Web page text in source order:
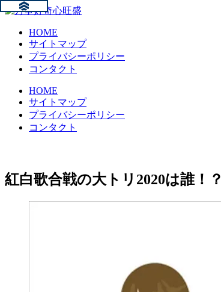
HOME
サイトマップ
プライバシーポリシー
コンタクト
HOME
サイトマップ
プライバシーポリシー
コンタクト
紅白歌合戦の大トリ2020は誰！？